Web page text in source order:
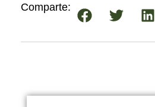
Comparte: